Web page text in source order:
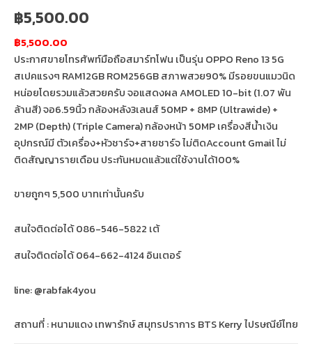
฿5,500.00
฿5,500.00
ประกาศขายโทรศัพท์มือถือสมาร์ทโฟน เป็นรุ่น OPPO Reno 13 5G
สเปคแรงๆ RAM12GB ROM256GB สภาพสวย90% มีรอยขนแมวนิด
หน่อยโดยรวมแล้วสวยครับ จอแสดงผล AMOLED 10-bit (1.07 พัน
ล้านสี) จอ6.59นิ้ว กล้องหลัง3เลนส์ 50MP + 8MP (Ultrawide) +
2MP (Depth) (Triple Camera) กล้องหน้า 50MP เครื่องสีน้ำเงิน
อุปกรณ์มี ตัวเครื่อง+หัวชาร์จ+สายชาร์จ ไม่ติดAccount Gmail ไม่
ติดสัญญารายเดือน ประกันหมดแล้วแต่ใช้งานได้100%
ขายถูกๆ 5,500 บาทเท่านั้นครับ
สนใจติดต่อได้ 086-546-5822 เต้
สนใจติดต่อได้ 064-662-4124 อินเตอร์
line: @rabfak4you
สถานที่ : หนามแดง เทพารักษ์ สมุทรปราการ BTS Kerry ไปรษณีย์ไทย